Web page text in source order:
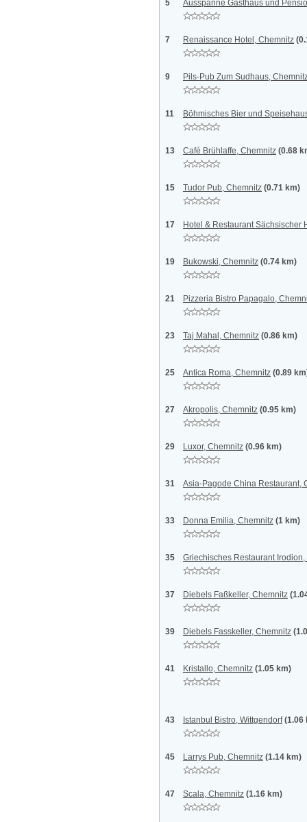
5 Ausspanne Gasthaus und
7 Renaissance Hotel, Chemnitz
9 Pils-Pub Zum Sudhaus,
11 Böhmisches Bier und
13 Café Brühlaffe, Chemnitz (0.68
15 Tudor Pub, Chemnitz (0.71 km)
17 Hotel & Restaurant Sächsischer
19 Bukowski, Chemnitz (0.74 km)
21 Pizzeria Bistro Papagalo,
23 Taj Mahal, Chemnitz (0.86 km)
25 Antica Roma, Chemnitz (0.89
27 Akropolis, Chemnitz (0.95 km)
29 Luxor, Chemnitz (0.96 km)
31 Asia-Pagode China Restaurant,
33 Donna Emilia, Chemnitz (1 km)
35 Griechisches Restaurant
37 Diebels Faßkeller, Chemnitz
39 Diebels Fasskeller, Chemnitz
41 Kristallo, Chemnitz (1.05 km)
43 Istanbul Bistro, Wittgendorf (1.06
45 Larrys Pub, Chemnitz (1.14 km)
47 Scala, Chemnitz (1.16 km)